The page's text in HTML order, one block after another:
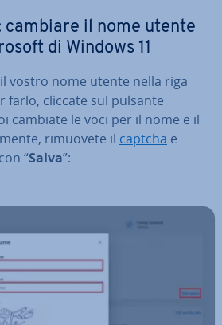
cambiare il nome utente
di Windows 11
vostro nome utente nella riga
farlo, cliccate sul pulsante
cambiate le voci per il nome e il
rimuovete il captcha e
“Salva”: